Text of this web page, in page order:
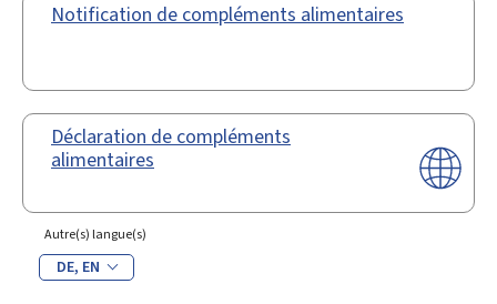
Notification de compléments alimentaires
Déclaration de compléments
alimentaires
Autre(s) langue(s)
DE EN